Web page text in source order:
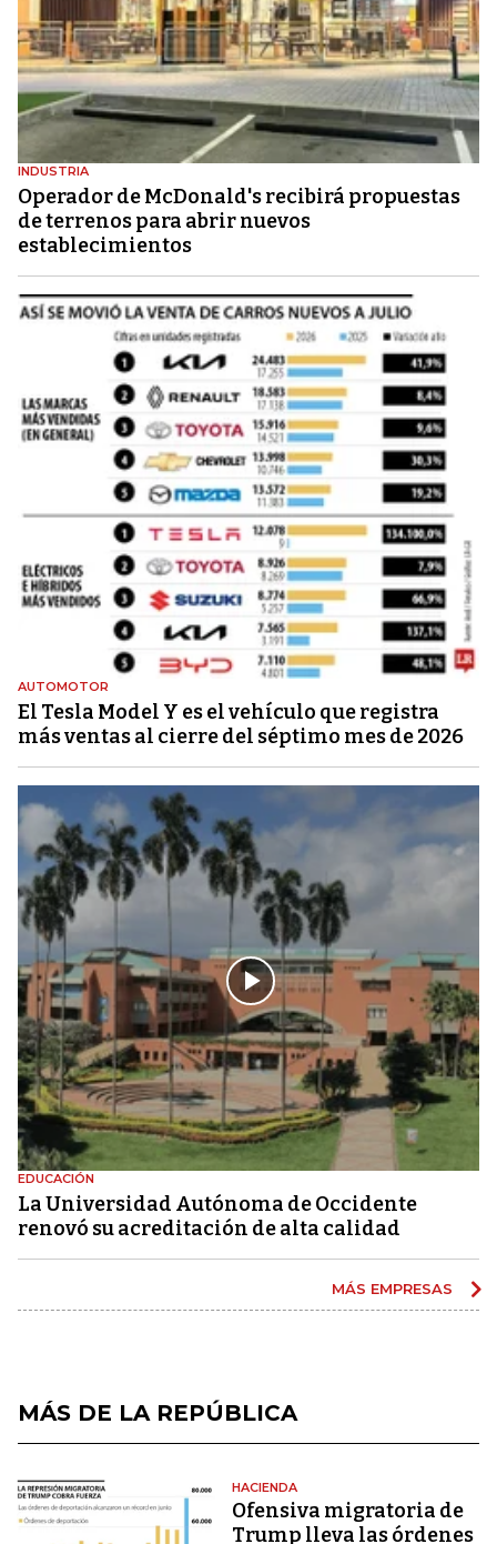
INDUSTRIA
Operador de McDonald's recibirá propuestas
de terrenos para abrir nuevos
establecimientos
AUTOMOTOR
El Tesla Model Y es el vehículo que registra
más ventas al cierre del séptimo mes de 2026
EDUCACIÓN
La Universidad Autónoma de Occidente
renovó su acreditación de alta calidad
MÁS EMPRESAS
MÁS DE LA REPÚBLICA
HACIENDA
Ofensiva migratoria de
Trump lleva las órdenes